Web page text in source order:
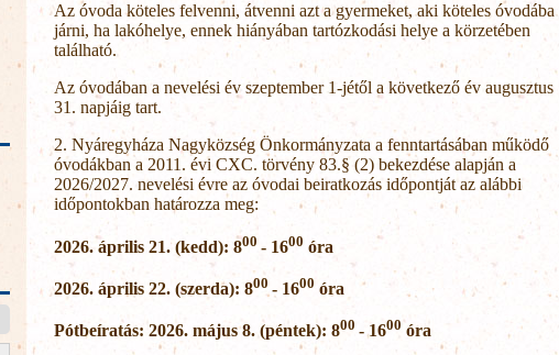
Az óvoda köteles felvenni, átvenni azt a gyermeket, aki köteles óvodába
járni, ha lakóhelye, ennek hiányában tartózkodási helye a körzetében
található.
Az óvodában a nevelési év szeptember 1-jétől a következő év augusztus
31. napjáig tart.
2. Nyáregyháza Nagyközség Önkormányzata a fenntartásában működő
óvodákban a 2011. évi CXC. törvény 83.§ (2) bekezdése alapján a
2026/2027. nevelési évre az óvodai beiratkozás időpontját az alábbi
időpontokban határozza meg:
2026. április 21. (kedd): 800 - 1600 óra
2026. április 22. (szerda): 800 - 1600 óra
Pótbeíratás: 2026. május 8. (péntek): 800 - 1600 óra